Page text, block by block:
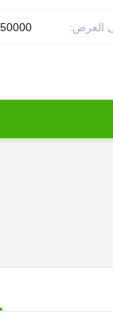
العرض: 50000 قطعة أسبوع